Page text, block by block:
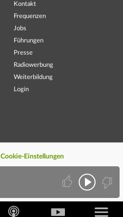
Kontakt
Frequenzen
Jobs
Führungen
Presse
Radiowerbung
Weiterbildung
Login
Cookie-Einstellungen